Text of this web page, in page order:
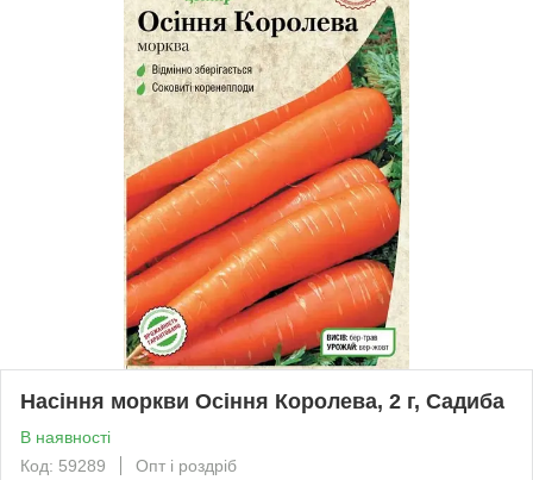
Насіння моркви Осіння Королева, 2 г, Садиба
В наявності
Код: 59289
Опт і роздріб